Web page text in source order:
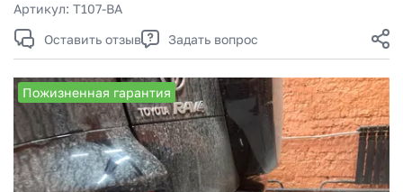
Артикул: T107-BA
Оставить отзыв
Задать вопрос
Пожизненная гарантия